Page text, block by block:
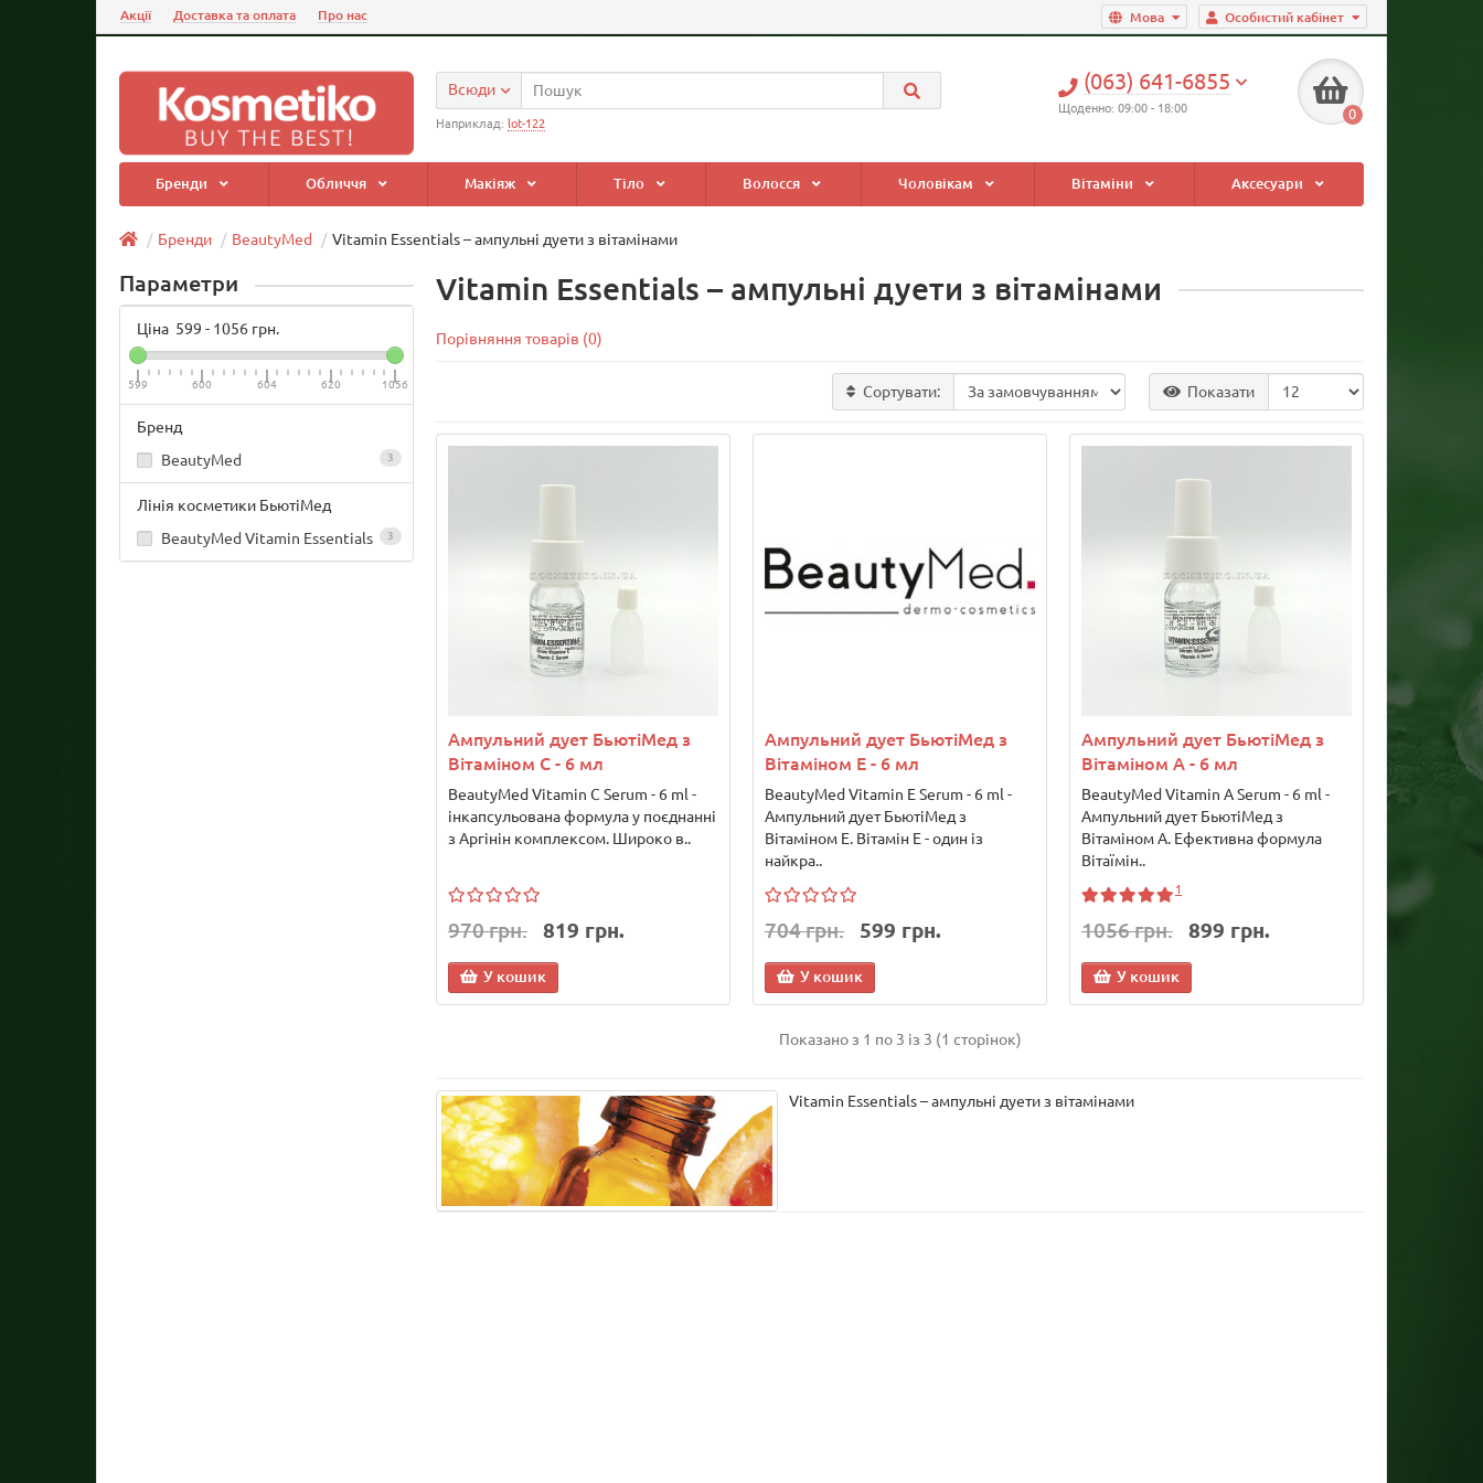
Особистий кабінет
Мова
Акції Доставка та оплата Про нас
(063) 641-6855
Щоденно: 09:00 - 18:00 0
Всюди
Наприклад: lot-122
Бренди Обличчя Макіяж Тіло Волосся Чоловікам Вітаміни Аксесуари
Бренди BeautyMed Vitamin Essentials – ампульні дуети з вітамінами
Параметри
Ціна 599 - 1056 грн.
599 600 604 620 1056
Бренд
BeautyMed
3
Лінія косметики БьютіМед
BeautyMed Vitamin Essentials
3
Vitamin Essentials – ампульні дуети з вітамінами
Порівняння товарів (0)
Сортувати: Показати
Ампульний дует БьютіМед з
Вітаміном C - 6 мл
BeautyMed Vitamin C Serum - 6 ml -
інкапсульована формула у поєднанні
з Аргінін комплексом. Широко в..
970 грн. 819 грн.
У кошик
Ампульний дует БьютіМед з
Вітаміном E - 6 мл
BeautyMed Vitamin E Serum - 6 ml -
Ампульний дует БьютіМед з
Вітаміном E. Вітамін Е - один із
найкра..
704 грн. 599 грн.
У кошик
Ампульний дует БьютіМед з
Вітаміном А - 6 мл
BeautyMed Vitamin A Serum - 6 ml -
Ампульний дует БьютіМед з
Вітаміном А. Ефективна формула
Вітаїмін..
1
1056 грн. 899 грн.
У кошик
Показано з 1 по 3 із 3 (1 сторінок)
Vitamin Essentials – ампульні дуети з вітамінами